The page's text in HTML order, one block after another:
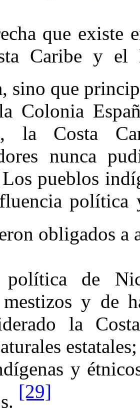
que existe
Caribe y el
sino que
Colonia
la Costa
nunca
pueblos
política
obligados a
de
y de
la
y
[29]